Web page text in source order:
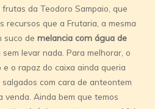
da Teodoro Sampaio, que
recursos que a Frutaria, a mesma
suco demelancia com água de
levar nada. Para melhorar, o
o rapaz do caixa ainda queria
com cara de anteontem
venda. Ainda bem que temos